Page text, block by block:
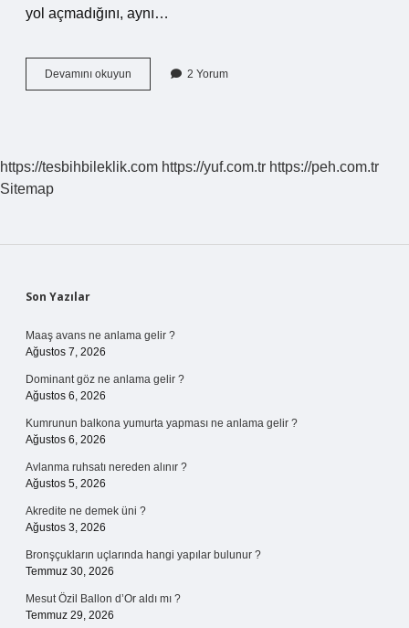
yol açmadığını, aynı…
Devamını okuyun
Dal
Mı
2 Yorum
https://tesbihbileklik.com https://yuf.com.tr https://peh.com.tr
Sitemap
Sidebar
Son Yazılar
Maaş avans ne anlama gelir ?
Ağustos 7, 2026
Dominant göz ne anlama gelir ?
Ağustos 6, 2026
Kumrunun balkona yumurta yapması ne anlama gelir ?
Ağustos 6, 2026
Avlanma ruhsatı nereden alınır ?
Ağustos 5, 2026
Akredite ne demek üni ?
Ağustos 3, 2026
Bronşçukların uçlarında hangi yapılar bulunur ?
Temmuz 30, 2026
Mesut Özil Ballon d’Or aldı mı ?
Temmuz 29, 2026